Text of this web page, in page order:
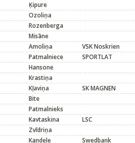
Ķipure
Ozoliņa
Rozenberga
Misāne
Amoliņa
VSK Noskrien
Patmalniece
SPORTLAT
Hansone
Krastiņa
Kļaviņa
SK MAGNEN
Bite
Patmalnieks
Kavtaskina
LSC
Zvīdriņa
Kandele Swedbank